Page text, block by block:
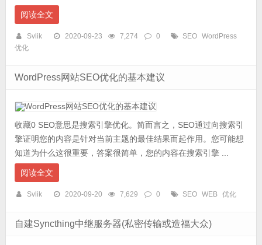
阅读全文
Svlik 2020-09-23 7,274 0 SEO WordPress
优化
WordPress网站SEO优化的基本建议
收藏0 SEO意思是搜索引擎优化。简而言之，SEO通过向搜索引
擎证明您的内容是针对当前主题的最佳结果而起作用。您可能想
知道为什么这很重要，答案很简单，您的内容在搜索引擎 ...
阅读全文
Svlik 2020-09-20 7,629 0 SEO WEB 优化
自建Syncthing中继服务器(私密传输或造福大众)